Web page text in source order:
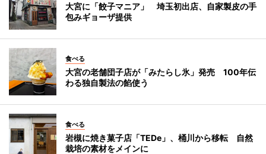
大宮に「餃子マニア」 埼玉初出店、自家製皮の手
包みギョーザ提供
食べる
大宮の老舗団子店が「みたらし氷」発売 100年伝
わる独自製法の餡使う
食べる
岩槻に焼き菓子店「TEDe」、桶川から移転 自然
栽培の素材をメインに